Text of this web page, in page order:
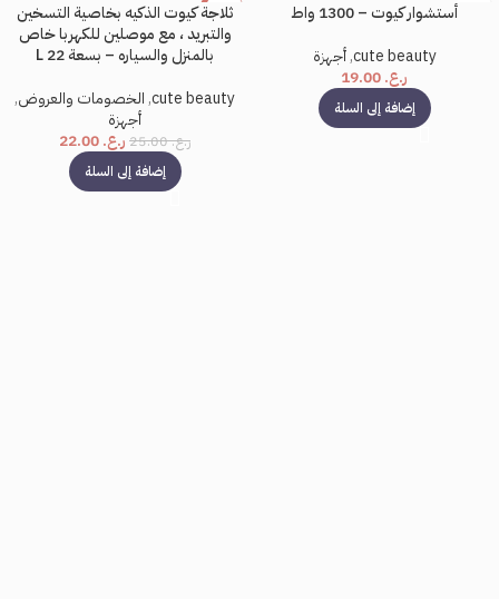
أستشوار كيوت – 1300 واط
cute beauty
,أجهزة
ر.ع.
إضافة إلى السلة
-12%
ثلاجة كيوت الذكيه بخاصية التسخين
والتبريد ، مع موصلين للكهربا خاص
بالمنزل والسياره – بسعة 22 L
cute beauty
,الخصومات والعروض,
أجهزة
ر.ع.25.00 ر.ع.
إضافة إلى السلة